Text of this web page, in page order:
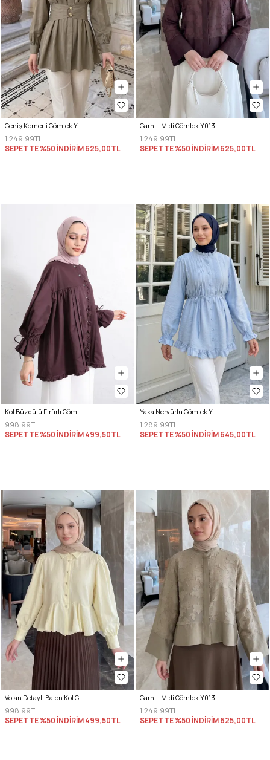
Geniş Kemerli Gömlek Y0134 - AÇIK HAKİ
1.249,99TL
SEPETTE %50 İNDİRİM625,00TL
Garnili Midi Gömlek Y0138 - MÜRDÜM
1.249,99TL
SEPETTE %50 İNDİRİM625,00TL
Kol Büzgülü Fırfırlı Gömlek Y0093 MÜRDÜM
998,99TL
SEPETTE %50 İNDİRİM499,50TL
Yaka Nervürlü Gömlek Y0109 - BEBE MAVİSİ
1.289,99TL
SEPETTE %50 İNDİRİM645,00TL
Volan Detaylı Balon Kol Gömlek Y0095 - SARI
998,99TL
SEPETTE %50 İNDİRİM499,50TL
Garnili Midi Gömlek Y0138 - AÇIK HAKİ
1.249,99TL
SEPETTE %50 İNDİRİM625,00TL